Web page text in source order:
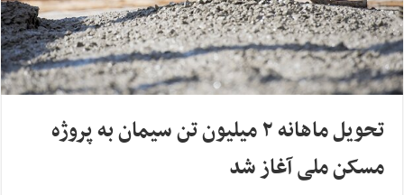
تحویل ماهانه ۲ میلیون تن سیمان به پروژه
مسکن ملی آغاز شد